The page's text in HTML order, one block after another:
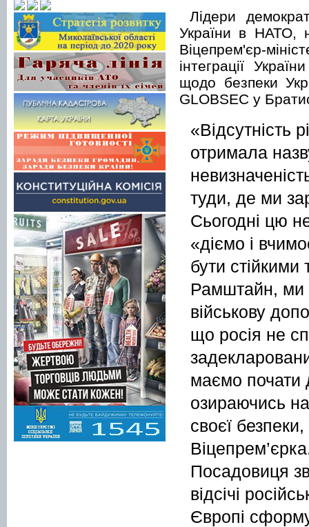
Лідери
України в НАТО,
Віцепрем'єр-
інтеграції
щодо безпеки
GLOBSEC у
«Відсутність
отримала
туди, де ми
Сьогодні цю
«діємо і
бути
Рамштайн, ми
військову
що росія не
маємо почати
озираючись
своєї
Посадовиця
відсічі
Європі